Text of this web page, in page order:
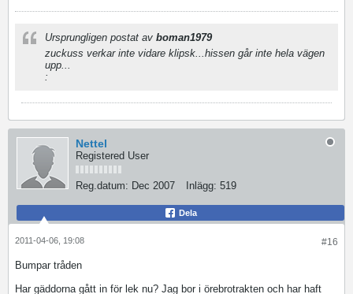
Ursprungligen postat av boman1979
zuckuss verkar inte vidare klipsk...hissen går inte hela vägen
upp...
:
Nettel
Registered User
Reg.datum: Dec 2007 Inlägg: 519
Dela
#16
2011-04-06, 19:08
Bumpar tråden
Har gäddorna gått in för lek nu? Jag bor i örebrotrakten och har haft